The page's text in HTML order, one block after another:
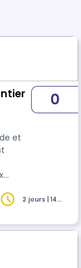
et
et
0
2 jours | 14